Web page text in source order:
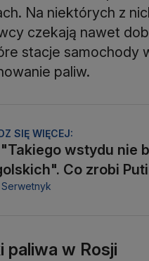
Na niektórych z
czekają nawet
stacje samochody
paliw.
SIĘ WIĘCEJ:
"Takiego wstydu nie
Co zrobi
Serwetnyk
paliwa w Rosji